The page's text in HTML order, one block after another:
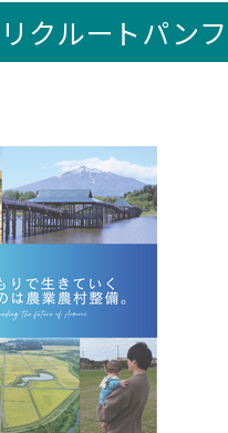
クルートパン